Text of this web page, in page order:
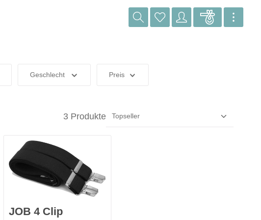
Geschlecht Preis
3 Produkte
JOB 4 Clip